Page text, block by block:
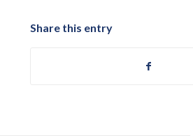
Share this entry